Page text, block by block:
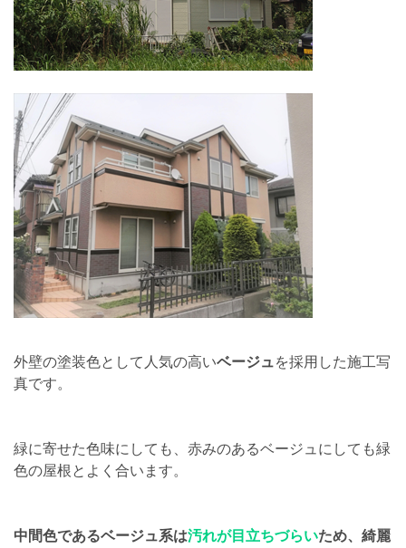
外壁の塗装色として人気の高いベージュを採用した施工写
真です。
緑に寄せた色味にしても、赤みのあるベージュにしても緑
色の屋根とよく合います。
中間色であるベージュ系は汚れが目立ちづらいため、綺麗